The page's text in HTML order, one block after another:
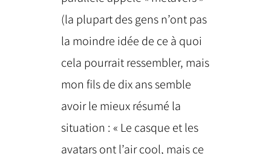
(la plupart des gens n’ont pas
la moindre idée de ce à quoi
cela pourrait ressembler, mais
mon fils de dix ans semble
avoir le mieux résumé la
situation : « Le casque et les
avatars ont l’air cool, mais ce